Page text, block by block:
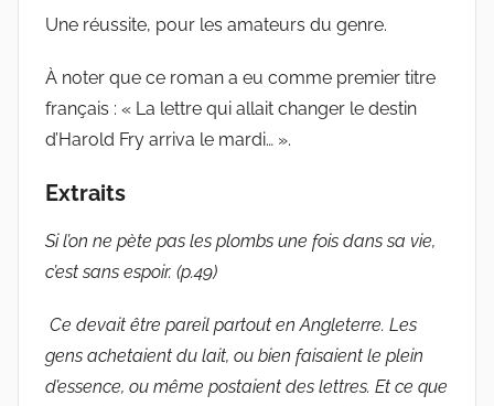
Une réussite, pour les amateurs du genre.
À noter que ce roman a eu comme premier titre
français : « La lettre qui allait changer le destin
d’Harold Fry arriva le mardi… ».
Extraits
Si l’on ne pète pas les plombs une fois dans sa vie,
c’est sans espoir. (p.49)
Ce devait être pareil partout en Angleterre. Les
gens achetaient du lait, ou bien faisaient le plein
d’essence, ou même postaient des lettres. Et ce que